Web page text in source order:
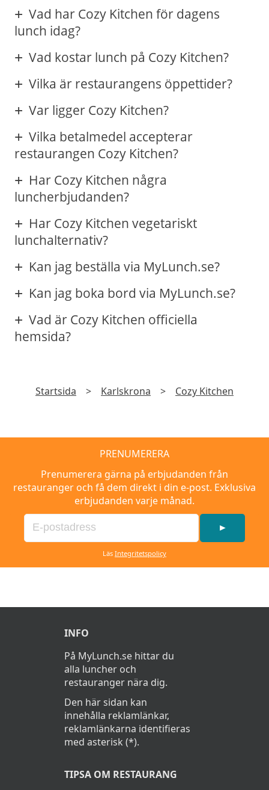
Vad har Cozy Kitchen för dagens
lunch idag?
Vad kostar lunch på Cozy Kitchen?
Vilka är restaurangens öppettider?
Var ligger Cozy Kitchen?
Vilka betalmedel accepterar
restaurangen Cozy Kitchen?
Har Cozy Kitchen några
luncherbjudanden?
Har Cozy Kitchen vegetariskt
lunchalternativ?
Kan jag beställa via MyLunch.se?
Kan jag boka bord via MyLunch.se?
Vad är Cozy Kitchen officiella
hemsida?
Startsida > Karlskrona > Cozy Kitchen
PRENUMERERA
Prenumerera gärna på erbjudanden från
restauranger och få dem direkt i din e-post. Exklusiva
erbjudanden varje månad.
►
Läs Integritetspolicy
INFO
På MyLunch.se hittar du
alla luncher och
restauranger nära dig.
Den här sidan kan
innehålla reklamlänkar,
reklamlänkarna identifieras
med asterisk (*).
TIPSA OM RESTAURANG